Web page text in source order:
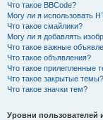
Что такое BBCode?
Могу ли я использовать
Что такое смайлики?
Могу ли я добавлять
Что такое важные
Что такое объявления?
Что такое прилепленные
Что такое закрытые темы?
Что такое значки тем?
Уровни пользователей